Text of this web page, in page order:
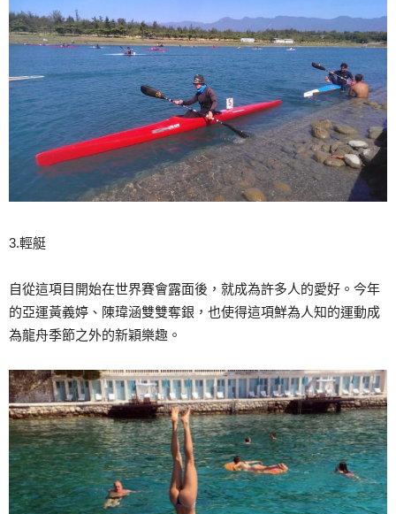
3.輕艇
自從這項目開始在世界賽會露面後，就成為許多人的愛好。今年
的亞運黃義婷、陳瑋涵雙雙奪銀，也使得這項鮮為人知的運動成
為龍舟季節之外的新穎樂趣。